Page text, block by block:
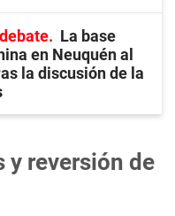
La base
en Neuquén al
la discusión de la
y reversión de